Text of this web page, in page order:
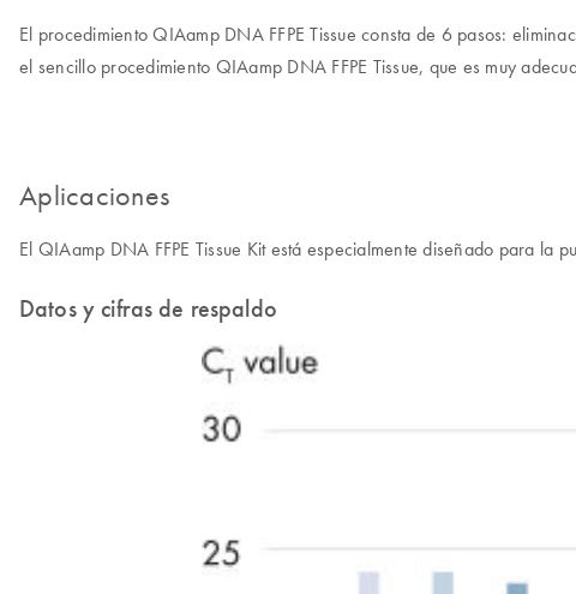
El procedimiento QIAamp DNA FFPE Tissue consta de 6 pasos:
el sencillo procedimiento QIAamp DNA FFPE Tissue, que es muy
Aplicaciones
El QIAamp DNA FFPE Tissue Kit está especialmente diseñado para
Datos y cifras de respaldo